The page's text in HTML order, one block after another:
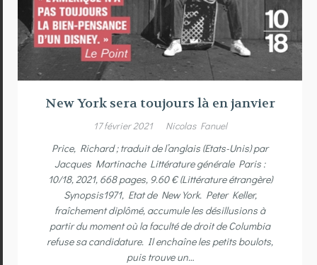
New York sera toujours là en janvier
17 février 2021 Nicolas Fanuel
Price, Richard ; traduit de l’anglais (Etats-Unis) par
Jacques Martinache Littérature générale Paris :
10/18, 2021, 668 pages, 9.60 € (Littérature étrangère)
Synopsis1971, Etat de New York. Peter Keller,
fraîchement diplômé, accumule les désillusions à
partir du moment où la faculté de droit de Columbia
refuse sa candidature. Il enchaîne les petits boulots,
puis trouve un…